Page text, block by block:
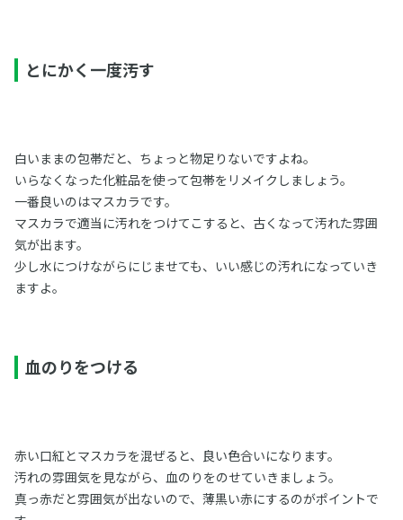
とにかく一度汚す
白いままの包帯だと、ちょっと物足りないですよね。
いらなくなった化粧品を使って包帯をリメイクしましょう。
一番良いのはマスカラです。
マスカラで適当に汚れをつけてこすると、古くなって汚れた雰囲
気が出ます。
少し水につけながらにじませても、いい感じの汚れになっていき
ますよ。
血のりをつける
赤い口紅とマスカラを混ぜると、良い色合いになります。
汚れの雰囲気を見ながら、血のりをのせていきましょう。
真っ赤だと雰囲気が出ないので、薄黒い赤にするのがポイントで